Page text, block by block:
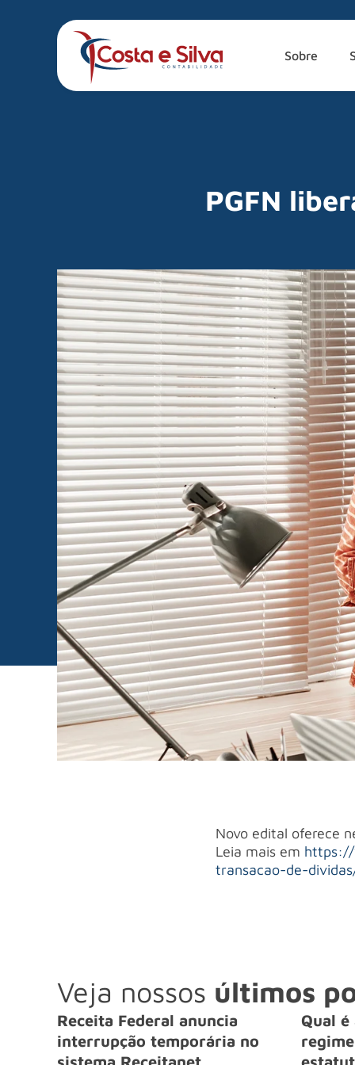
Sobre
PGFN
Novo edital oferece
Leia mais em https://
transacao-de-
Veja nossos últimos
Receita Federal anuncia
interrupção temporária no
Qual